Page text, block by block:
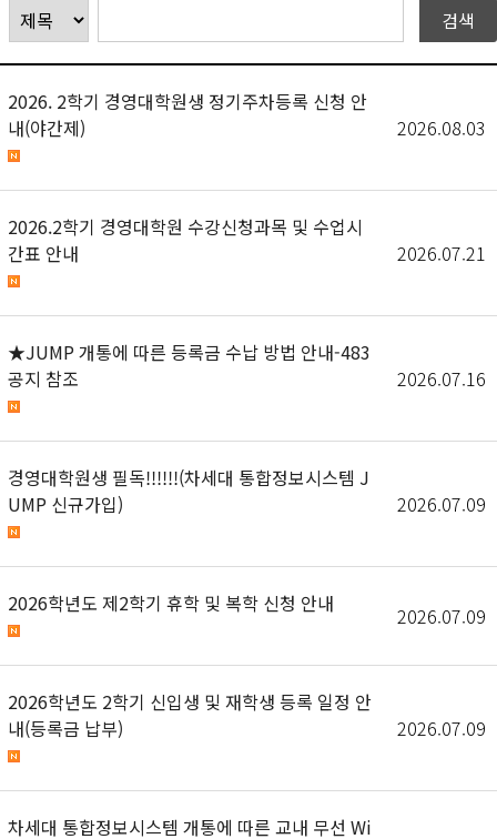
2026. 2학기 경영대학원생 정기주차등록 신청 안
내(야간제)
2026.08.03
2026.2학기 경영대학원 수강신청과목 및 수업시
간표 안내
2026.07.21
★JUMP 개통에 따른 등록금 수납 방법 안내-483
공지 참조
2026.07.16
경영대학원생 필독!!!!!!(차세대 통합정보시스템 J
UMP 신규가입)
2026.07.09
2026학년도 제2학기 휴학 및 복학 신청 안내 2026.07.09
2026학년도 2학기 신입생 및 재학생 등록 일정 안
내(등록금 납부)
2026.07.09
차세대 통합정보시스템 개통에 따른 교내 무선 Wi